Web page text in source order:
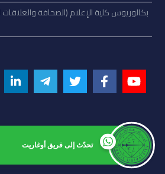
بكالوريوس كلية الإعلام (الصحافة والعلاقات
تحدّث إلى فريق أوغاريت